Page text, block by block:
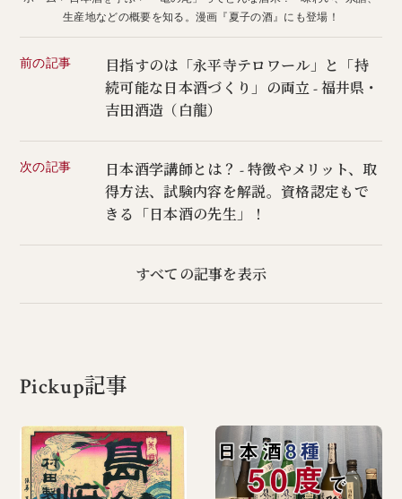
生産地などの概要を知る。漫画『夏子の酒』にも登場！
前の記事
目指すのは「永平寺テロワール」と「持
続可能な日本酒づくり」の両立 - 福井県・
吉田酒造（白龍）
次の記事
日本酒学講師とは？ - 特徴やメリット、取
得方法、試験内容を解説。資格認定もで
きる「日本酒の先生」！
すべての記事を表示
Pickup記事